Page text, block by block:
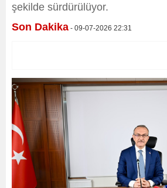
şekilde sürdürülüyor.
Son Dakika - 09-07-2026 22:31